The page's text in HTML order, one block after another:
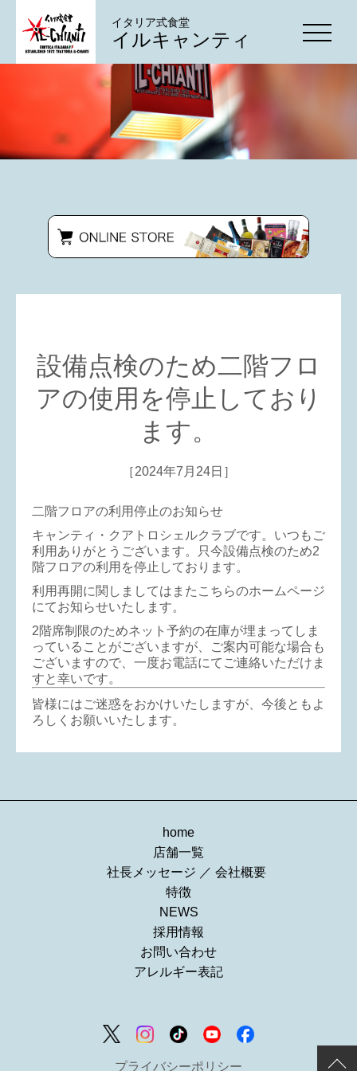
イタリア式食堂
イルキャンティ
設備点検のため二階フロ
アの使用を停止しており
ます。
［2024年7月24日］
二階フロアの利用停止のお知らせ
キャンティ・クアトロシェルクラブです。いつもご
利用ありがとうございます。只今設備点検のため2
階フロアの利用を停止しております。
利用再開に関しましてはまたこちらのホームページ
にてお知らせいたします。
2階席制限のためネット予約の在庫が埋まってしま
っていることがございますが、ご案内可能な場合も
ございますので、一度お電話にてご連絡いただけま
すと幸いです。
皆様にはご迷惑をおかけいたしますが、今後ともよ
ろしくお願いいたします。
home
店舗一覧
社長メッセージ ／ 会社概要
特徴
NEWS
採用情報
お問い合わせ
アレルギー表記
プライバシーポリシー